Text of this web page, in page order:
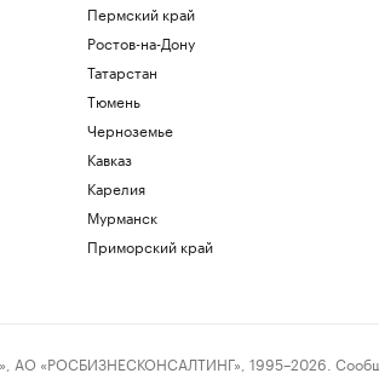
Пермский край
Ростов-на-Дону
Татарстан
Тюмень
Черноземье
Кавказ
Карелия
Мурманск
Приморский край
«РОСБИЗНЕСКОНСАЛТИНГ», 1995–2026.